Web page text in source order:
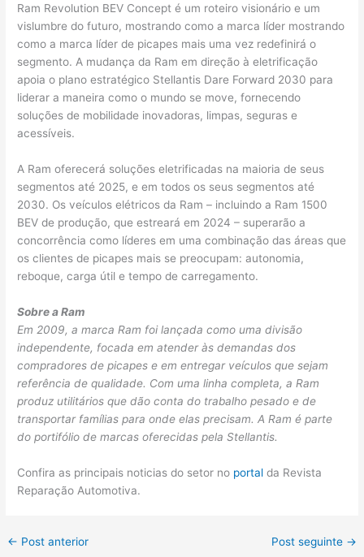
Ram Revolution BEV Concept é um roteiro visionário e um
vislumbre do futuro, mostrando como a marca líder mostrando
como a marca líder de picapes mais uma vez redefinirá o
segmento. A mudança da Ram em direção à eletrificação
apoia o plano estratégico Stellantis Dare Forward 2030 para
liderar a maneira como o mundo se move, fornecendo
soluções de mobilidade inovadoras, limpas, seguras e
acessíveis.
A Ram oferecerá soluções eletrificadas na maioria de seus
segmentos até 2025, e em todos os seus segmentos até
2030. Os veículos elétricos da Ram – incluindo a Ram 1500
BEV de produção, que estreará em 2024 – superarão a
concorrência como líderes em uma combinação das áreas que
os clientes de picapes mais se preocupam: autonomia,
reboque, carga útil e tempo de carregamento.
Sobre a Ram
Em 2009, a marca Ram foi lançada como uma divisão
independente, focada em atender às demandas dos
compradores de picapes e em entregar veículos que sejam
referência de qualidade. Com uma linha completa, a Ram
produz utilitários que dão conta do trabalho pesado e de
transportar famílias para onde elas precisam. A Ram é parte
do portifólio de marcas oferecidas pela Stellantis.
Confira as principais noticias do setor no portal da Revista
Reparação Automotiva.
← Post anterior Post seguinte →